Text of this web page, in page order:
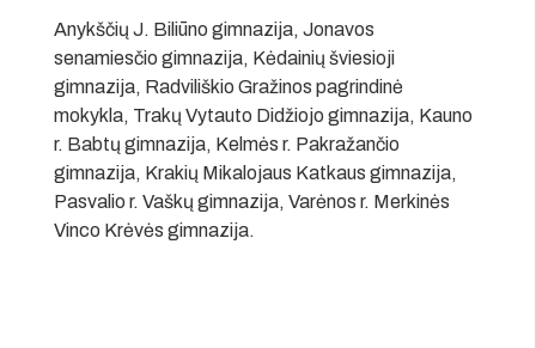
Anykščių J. Biliūno gimnazija, Jonavos
senamiesčio gimnazija, Kėdainių šviesioji
gimnazija, Radviliškio Gražinos pagrindinė
mokykla, Trakų Vytauto Didžiojo gimnazija, Kauno
r. Babtų gimnazija, Kelmės r. Pakražančio
gimnazija, Krakių Mikalojaus Katkaus gimnazija,
Pasvalio r. Vaškų gimnazija, Varėnos r. Merkinės
Vinco Krėvės gimnazija.